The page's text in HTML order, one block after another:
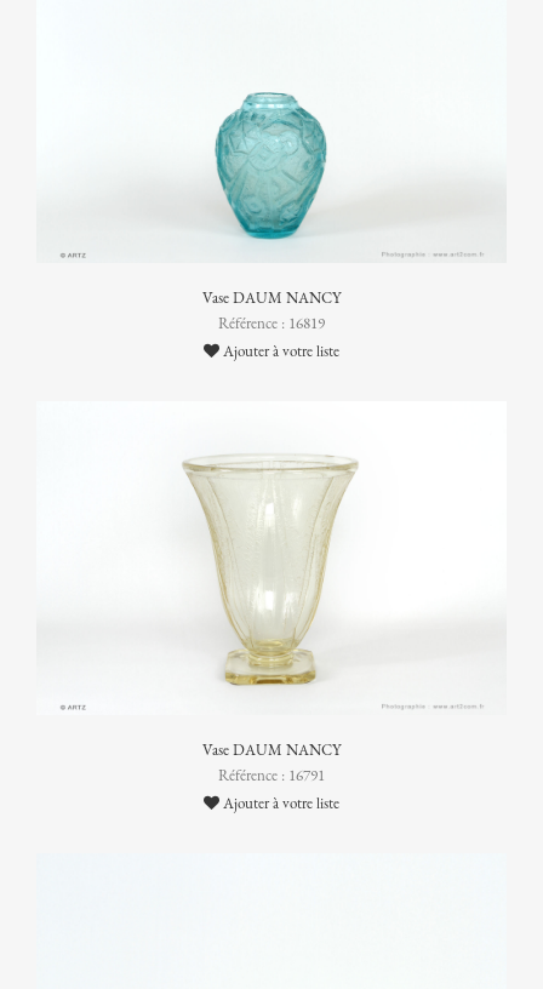
Vase DAUM NANCY
Référence : 16819
Ajouter à votre liste
Vase DAUM NANCY
Référence : 16791
Ajouter à votre liste